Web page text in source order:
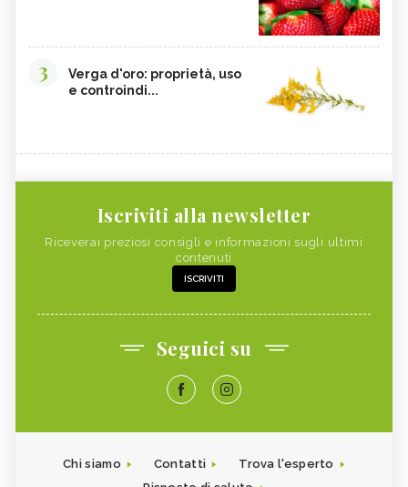
3
Verga d'oro: proprietà, uso
e controindi...
Iscriviti alla newsletter
Riceverai preziosi consigli e informazioni sugli ultimi
contenuti
ISCRIVITI
Seguici su
Chi siamo Contatti
Trova l'esperto